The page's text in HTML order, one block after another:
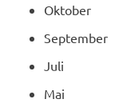
Oktober
September
Juli
Mai